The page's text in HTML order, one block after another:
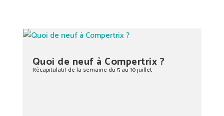
Quoi de neuf à Compertrix ?
Récapitulatif de la semaine du 5 au 10 juillet